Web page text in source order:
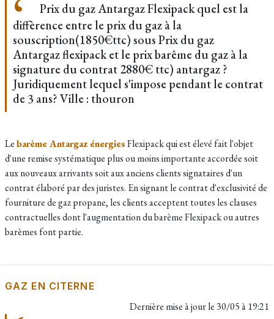
Prix du gaz Antargaz Flexipack quel est la
diffèrence entre le prix du gaz à la
souscription(1850€ttc) sous Prix du gaz
Antargaz flexipack et le prix barême du gaz à la
signature du contrat 2880€ ttc) antargaz ?
Juridiquement lequel s'impose pendant le contrat
de 3 ans? Ville : thouron
Lebarème Antargaz énergiesFlexipack qui est élevé fait l'objet
d'une remise systématique plus ou moins importante accordée soit
aux nouveaux arrivantssoit aux anciens clientssignataires d'un
contrat élaboré par des juristes. En signant le contrat d'exclusivité de
fourniture de gaz propane, les clients acceptent toutes les clauses
contractuelles dont l'augmentation du barème Flexipack ou autres
barèmes font partie.
GAZ EN CITERNE
Dernière mise à jour le 30/05 à 19:21